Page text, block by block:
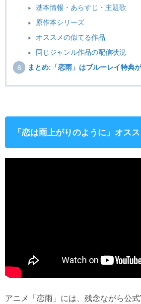
基本情報・あらすじ・主題歌
原作本シリーズ
オススメの似てる作品
同じジャンル作品の配信状況
まとめ:「恋雨」はブルーレイ特典
「恋は雨上がりのように」オス
アニメ「恋雨」には、残念ながら公